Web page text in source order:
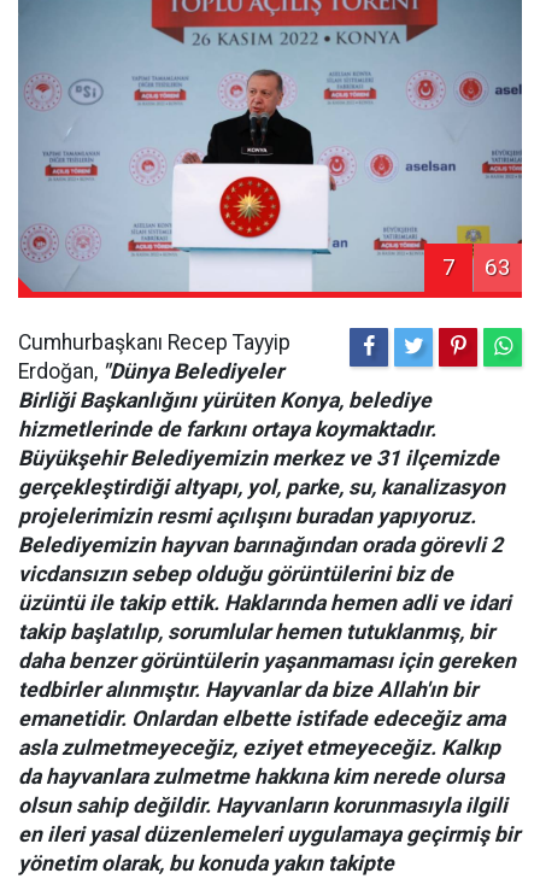
7 63
Cumhurbaşkanı Recep Tayyip
Erdoğan, "Dünya Belediyeler
Birliği Başkanlığını yürüten Konya, belediye
hizmetlerinde de farkını ortaya koymaktadır.
Büyükşehir Belediyemizin merkez ve 31 ilçemizde
gerçekleştirdiği altyapı, yol, parke, su, kanalizasyon
projelerimizin resmi açılışını buradan yapıyoruz.
Belediyemizin hayvan barınağından orada görevli 2
vicdansızın sebep olduğu görüntülerini biz de
üzüntü ile takip ettik. Haklarında hemen adli ve idari
takip başlatılıp, sorumlular hemen tutuklanmış, bir
daha benzer görüntülerin yaşanmaması için gereken
tedbirler alınmıştır. Hayvanlar da bize Allah'ın bir
emanetidir. Onlardan elbette istifade edeceğiz ama
asla zulmetmeyeceğiz, eziyet etmeyeceğiz. Kalkıp
da hayvanlara zulmetme hakkına kim nerede olursa
olsun sahip değildir. Hayvanların korunmasıyla ilgili
en ileri yasal düzenlemeleri uygulamaya geçirmiş bir
yönetim olarak, bu konuda yakın takipte